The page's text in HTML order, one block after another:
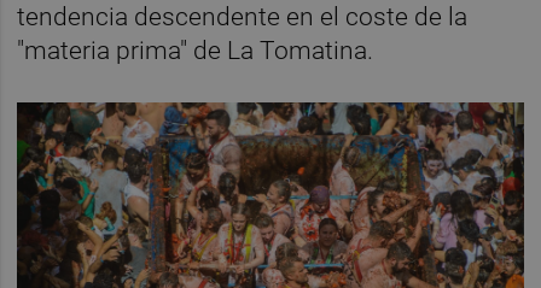
tendencia descendente en el coste de la
"materia prima" de La Tomatina.